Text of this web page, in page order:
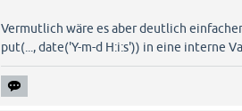
Vermutlich wäre es aber deutlich
put(..., date('Y-m-d H:i:s')) in eine interne